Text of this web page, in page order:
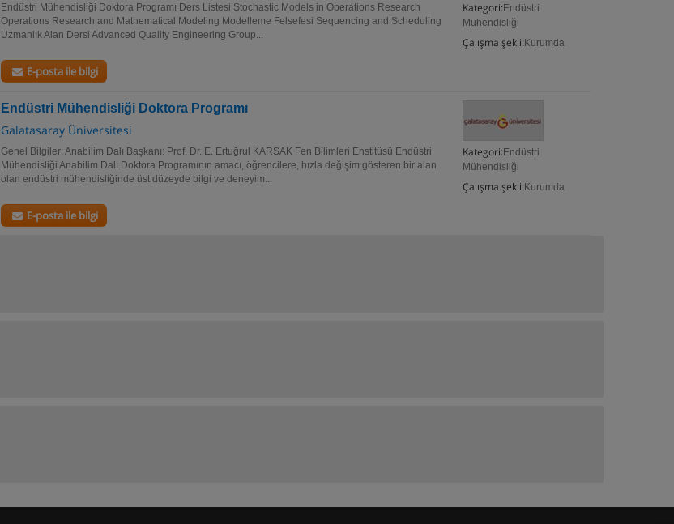
Kategori: Endüstri
Mühendisliği
Çalışma şekli: Kurumda
Endüstri Mühendisliği Doktora Programı Ders Listesi Stochastic Models in Operations Research
Operations Research and Mathematical Modeling Modelleme Felsefesi Sequencing and Scheduling
Uzmanlık Alan Dersi Advanced Quality Engineering Group...
E-posta ile bilgi
Endüstri Mühendisliği Doktora Programı
Galatasaray Üniversitesi
Kategori: Endüstri
Mühendisliği
Çalışma şekli: Kurumda
Genel Bilgiler: Anabilim Dalı Başkanı: Prof. Dr. E. Ertuğrul KARSAK Fen Bilimleri Enstitüsü Endüstri
Mühendisliği Anabilim Dalı Doktora Programının amacı, öğrencilere, hızla değişim gösteren bir alan
olan endüstri mühendisliğinde üst düzeyde bilgi ve deneyim...
E-posta ile bilgi